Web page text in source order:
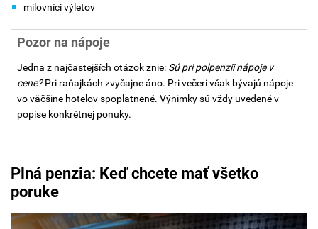
milovníci výletov
Pozor na nápoje
Jedna z najčastejších otázok znie: Sú pri polpenzii nápoje v
cene?Pri raňajkách zvyčajne áno. Pri večeri však bývajú nápoje
vo väčšine hotelov spoplatnené. Výnimky sú vždy uvedené v
popise konkrétnej ponuky.
Plná penzia: Keď chcete mať všetko
poruke